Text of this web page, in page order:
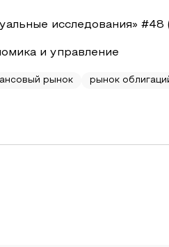
исследования» #48
и управление
рынок рынок